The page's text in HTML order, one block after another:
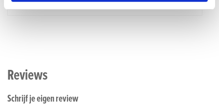
In Winkelwagen
Reviews
Schrijf je eigen review